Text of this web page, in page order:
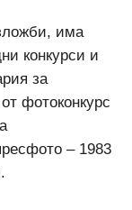
има
конкурси и
за
фотоконкурс
– 1983